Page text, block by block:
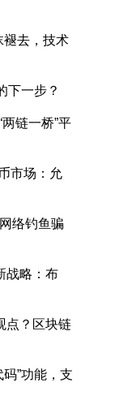
褪去，技术
下一步？
链一桥”平
市场：允
络钓鱼骗
战略：布
点？区块链
”功能，支